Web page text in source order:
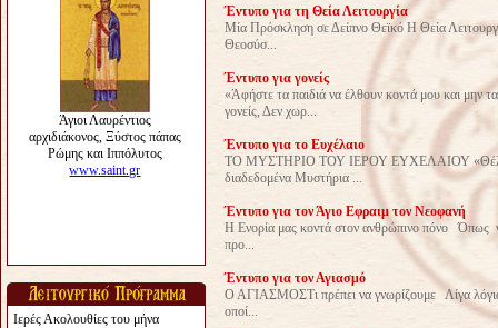
Ιερές Ακολουθίες του μήνα
Έντυπο για τη Θεία Λειτουργία
Μία Πρόσκληση σε Δείπνο Θεϊκό Η Θεία
Θεοσύσ...
Έντυπο για γονείς
«Άφήστε τα παιδιά να έλθουν κοντά μου και
γονείς, Δεν χωρ...
Έντυπο για το Ευχέλαιο
ΤΟ ΜΥΣΤΗΡΙΟ ΤΟΥ ΙΕΡΟΥ ΕΥΧΕΛΑΙΟΥ «Θέλεις
διαδεδομένα Μυστήρια ...
Έντυπο για τον Άγιο Εφραιμ τον Νεοφανή
Η Ενορία μας κοντά στον ανθρώπινο πόνο Όπως
προ...
Έντυπο για τον Αγιασμό
Ο ΑΓΙΑΣΜΟΣΤι πρέπει να γνωρίζουμε Λίγα
οποί...